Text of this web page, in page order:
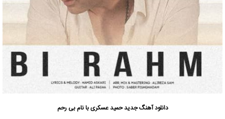
دانلود آهنگ جدیدحمید عسکریبا نام بی رحم